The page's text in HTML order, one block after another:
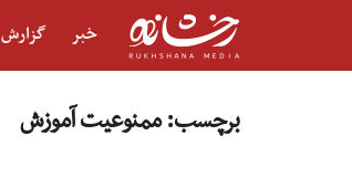
خبر گزارش
برچسب:ممنوعیت آموزش